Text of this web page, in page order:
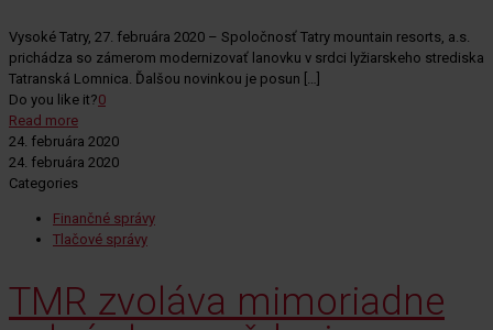
Vysoké Tatry, 27. februára 2020 – Spoločnosť Tatry mountain resorts, a.s.
prichádza so zámerom modernizovať lanovku v srdci lyžiarskeho strediska
Tatranská Lomnica. Ďalšou novinkou je posun […]
Do you like it?0
Read more
24. februára 2020
24. februára 2020
Categories
Finančné správy
Tlačové správy
TMR zvoláva mimoriadne